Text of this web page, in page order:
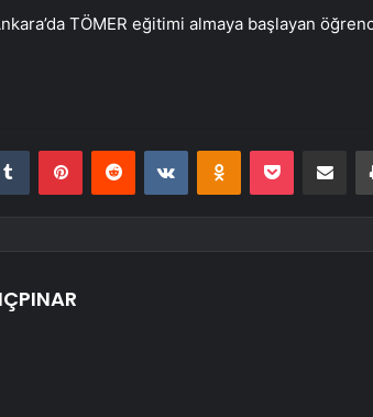
TÖMER eğitimi almaya başlayan
Tumblr PinterestReddit VKontakteOdnoklassniki
Pocket E-Posta